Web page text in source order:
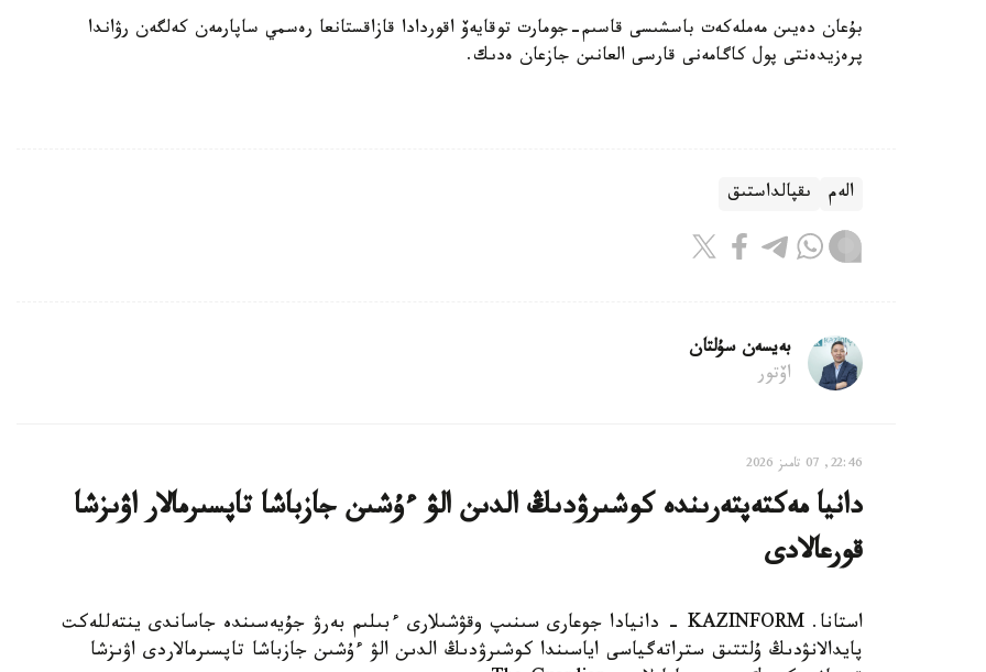
بۇعان دەيىن مەملەكەت باسشىسى قاسىم-جومارت توقايەۆ اقوردادا قازاقستانعا رەسمي ساپارمەن كەلگەن رۋاندا
پرەزيدەنتى پول كاگامەنى قارسى العانىن جازعان ەدىك.
الەم ىقپالداستىق
بەيسەن سۇلتان
اۆتور
22:46, 07 تامىز 2026
دانيا مەكتەپتەرىندە كوشىرۋدىڭ الدىن الۋ ءۇشىن جازباشا تاپسىرمالار اۋىزشا
قورعالادى
استانا. KAZINFORM - دانيادا جوعارى سىنىپ وقۋشىلارى ءبىلىم بەرۋ جۇيەسىندە جاساندى ينتەللەكت
پايدالانۋدىڭ ۇلتتىق ستراتەگياسى اياسىندا كوشىرۋدىڭ الدىن الۋ ءۇشىن جازباشا تاپسىرمالاردى اۋىزشا